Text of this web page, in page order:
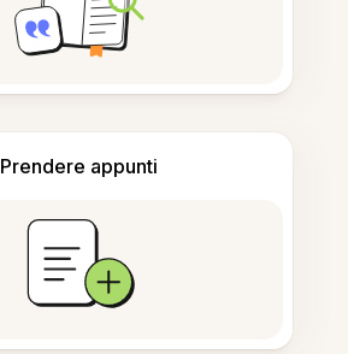
Prendere appunti